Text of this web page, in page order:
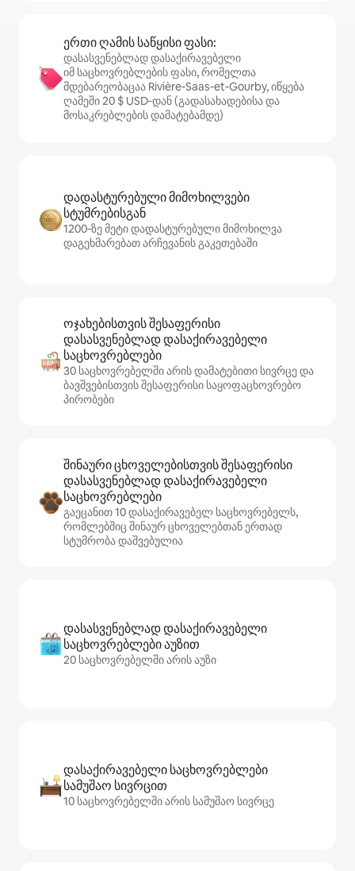
ერთი ღამის საწყისი ფასი:
დასასვენებლად დასაქირავებელი
იმ საცხოვრებლების ფასი, რომელთა
მდებარეობაცაა Rivière-Saas-et-Gourby, იწყება
ღამეში 20 $ USD‑დან (გადასახადებისა და
მოსაკრებლების დამატებამდე)
დადასტურებული მიმოხილვები
სტუმრებისგან
1200‑ზე მეტი დადასტურებული მიმოხილვა
დაგეხმარებათ არჩევანის გაკეთებაში
ოჯახებისთვის შესაფერისი
დასასვენებლად დასაქირავებელი
საცხოვრებლები
30 საცხოვრებელში არის დამატებითი სივრცე და
ბავშვებისთვის შესაფერისი საყოფაცხოვრებო
პირობები
შინაური ცხოველებისთვის შესაფერისი
დასასვენებლად დასაქირავებელი
საცხოვრებლები
გაეცანით 10 დასაქირავებელ საცხოვრებელს,
რომლებშიც შინაურ ცხოველებთან ერთად
სტუმრობა დაშვებულია
დასასვენებლად დასაქირავებელი
საცხოვრებლები აუზით
20 საცხოვრებელში არის აუზი
დასაქირავებელი საცხოვრებლები
სამუშაო სივრცით
10 საცხოვრებელში არის სამუშაო სივრცე